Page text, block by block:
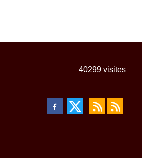
40299 visites